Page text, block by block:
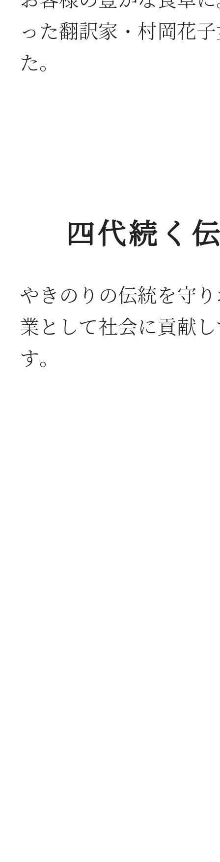
った翻訳家・村岡花
た。
四代続く
やきのりの伝統を守
業として社会に貢献
す。